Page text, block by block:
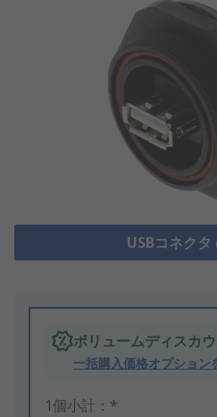
USBコネク
ボリュームディスカ
一括購入価格オプション
1個小計：*